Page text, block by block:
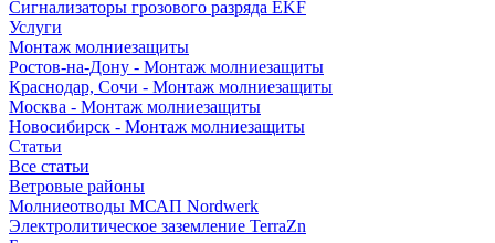
Сигнализаторы грозового разряда EKF
Услуги
Монтаж молниезащиты
Ростов-на-Дону - Монтаж молниезащиты
Краснодар, Сочи - Монтаж молниезащиты
Москва - Монтаж молниезащиты
Новосибирск - Монтаж молниезащиты
Статьи
Все статьи
Ветровые районы
Молниеотводы МСАП Nordwerk
Электролитическое заземление TerraZn